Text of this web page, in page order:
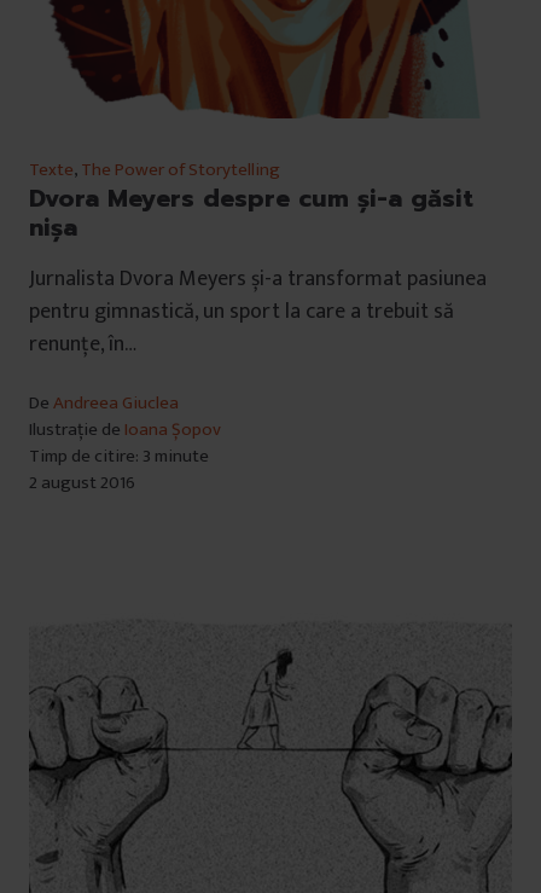
Texte,The Power of Storytelling
Dvora Meyers despre cum și-a găsit
nișa
Jurnalista Dvora Meyers și-a transformat pasiunea
pentru gimnastică, un sport la care a trebuit să
renunțe, în…
DeAndreea Giuclea
Ilustrație de Ioana Șopov
Timp de citire: 3 minute
2 august 2016